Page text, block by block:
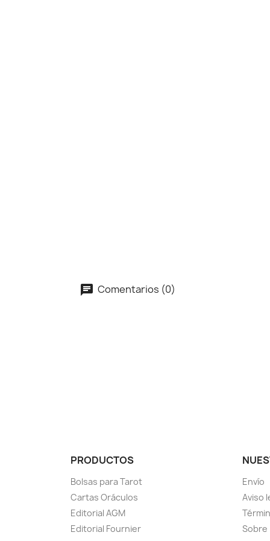
Comentarios (0)
PRODUCTOS
Bolsas para Tarot
Cartas Oráculos
Editorial AGM
Editorial Fournier
Envío
Aviso